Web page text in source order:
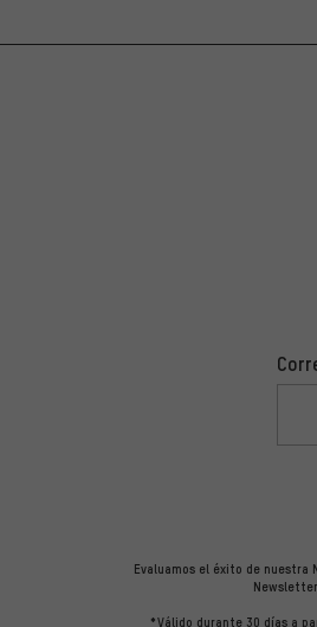
Evaluamos el éxito de
*Válido durante 30 días a